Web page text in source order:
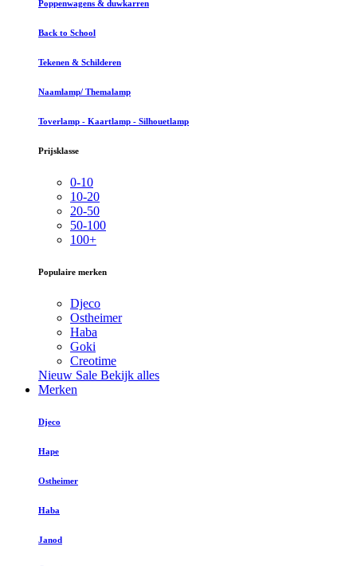
Poppenwagens & duwkarren
Back to School
Tekenen & Schilderen
Naamlamp/ Themalamp
Toverlamp - Kaartlamp - Silhouetlamp
Prijsklasse
0-10
10-20
20-50
50-100
100+
Populaire merken
Djeco
Ostheimer
Haba
Goki
Creotime
Nieuw Sale Bekijk alles
Merken
Djeco
Hape
Ostheimer
Haba
Janod